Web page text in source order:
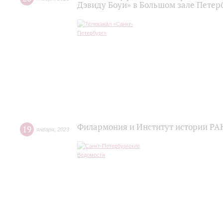
Дэвиду Боуи» в Большом зале
19 января 2023 Филармония и Институт истории